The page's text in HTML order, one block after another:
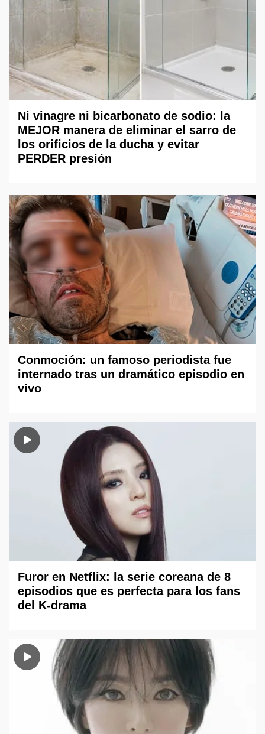
Ni vinagre ni bicarbonato de sodio: la
MEJOR manera de eliminar el sarro de
los orificios de la ducha y evitar
PERDER presión
Conmoción: un famoso periodista fue
internado tras un dramático episodio en
vivo
Furor en Netflix: la serie coreana de 8
episodios que es perfecta para los fans
del K-drama